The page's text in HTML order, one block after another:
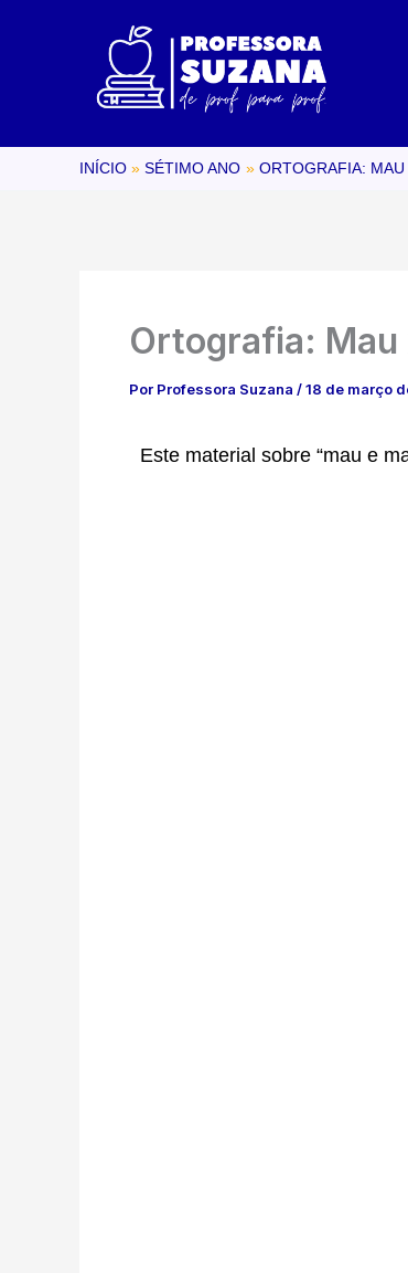
INÍCIO SÉTIMO ANO ORTOGRAFIA:
Ortografia: Mau
Por Professora Suzana /18 de março
Este material sobre “mau e